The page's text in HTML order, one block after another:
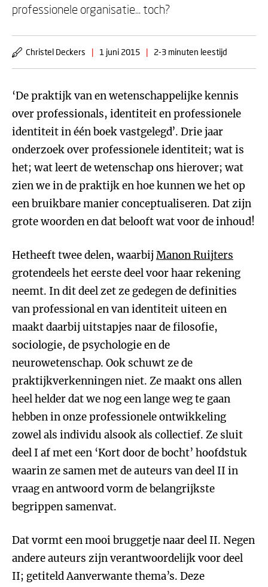
professionele organisatie... toch?
Christel Deckers | 1 juni 2015 | 2-3 minuten leestijd
‘De praktijk van en wetenschappelijke kennis
over professionals, identiteit en professionele
identiteit in één boek vastgelegd’. Drie jaar
onderzoek over professionele identiteit; wat is
het; wat leert de wetenschap ons hierover; wat
zien we in de praktijk en hoe kunnen we het op
een bruikbare manier conceptualiseren. Dat zijn
grote woorden en dat belooft wat voor de inhoud!
Hetheeft twee delen, waarbij Manon Ruijters
grotendeels het eerste deel voor haar rekening
neemt. In dit deel zet ze gedegen de definities
van professional en van identiteit uiteen en
maakt daarbij uitstapjes naar de filosofie,
sociologie, de psychologie en de
neurowetenschap. Ook schuwt ze de
praktijkverkenningen niet. Ze maakt ons allen
heel helder dat we nog een lange weg te gaan
hebben in onze professionele ontwikkeling
zowel als individu alsook als collectief. Ze sluit
deel I af met een ‘Kort door de bocht’ hoofdstuk
waarin ze samen met de auteurs van deel II in
vraag en antwoord vorm de belangrijkste
begrippen samenvat.
Dat vormt een mooi bruggetje naar deel II. Negen
andere auteurs zijn verantwoordelijk voor deel
II; getiteld Aanverwante thema’s. Deze